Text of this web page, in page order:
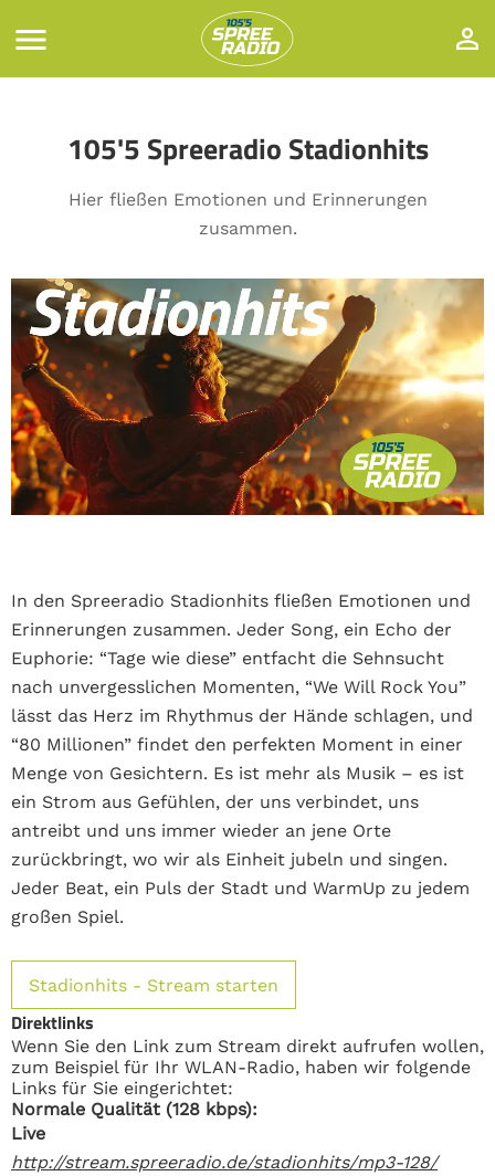
105'5 Spreeradio Stadionhits
Hier fließen Emotionen und Erinnerungen
zusammen.
In den Spreeradio Stadionhits fließen Emotionen und
Erinnerungen zusammen. Jeder Song, ein Echo der
Euphorie: “Tage wie diese” entfacht die Sehnsucht
nach unvergesslichen Momenten, “We Will Rock You”
lässt das Herz im Rhythmus der Hände schlagen, und
“80 Millionen” findet den perfekten Moment in einer
Menge von Gesichtern. Es ist mehr als Musik – es ist
ein Strom aus Gefühlen, der uns verbindet, uns
antreibt und uns immer wieder an jene Orte
zurückbringt, wo wir als Einheit jubeln und singen.
Jeder Beat, ein Puls der Stadt und WarmUp zu jedem
großen Spiel.
Stadionhits - Stream starten
Direktlinks
Wenn Sie den Link zum Stream direkt aufrufen wollen,
zum Beispiel für Ihr WLAN-Radio, haben wir folgende
Links für Sie eingerichtet:
Normale Qualität (128 kbps):
Live
http://stream.spreeradio.de/stadionhits/mp3-128/